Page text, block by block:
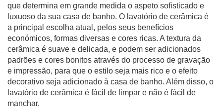
que determina em grande medida o aspeto sofisticado e
luxuoso da sua casa de banho. O lavatório de cerâmica é
a principal escolha atual, pelos seus benefícios
económicos, formas diversas e cores ricas. A textura da
cerâmica é suave e delicada, e podem ser adicionados
padrões e cores bonitos através do processo de gravação
e impressão, para que o estilo seja mais rico e o efeito
decorativo seja adicionado à casa de banho. Além disso, o
lavatório de cerâmica é fácil de limpar e não é fácil de
manchar.